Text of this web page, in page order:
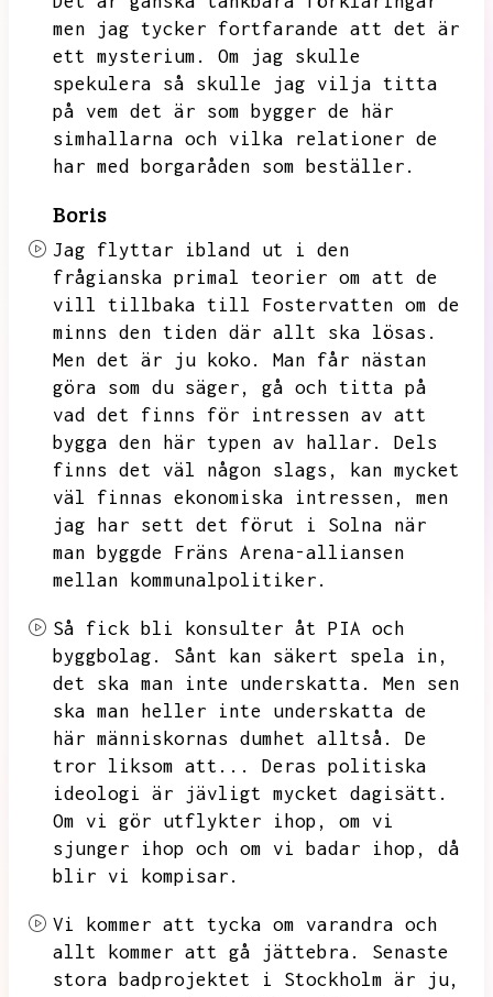
men jag tycker fortfarande att det är
ett mysterium.
Om jag skulle
spekulera så skulle jag vilja titta
på vem det är som bygger de här
simhallarna och vilka relationer de
har med borgaråden som beställer.
Boris
Jag flyttar ibland ut i den
frågianska primal teorier om att de
vill tillbaka till Fostervatten om de
minns den tiden där allt ska lösas.
Men det är ju koko.
Man får nästan
göra som du säger,
gå och titta på
vad det finns för intressen av att
bygga den här typen av hallar.
Dels
finns det väl någon slags,
kan mycket
väl finnas ekonomiska intressen,
men
jag har sett det förut i Solna när
man byggde Fräns Arena-alliansen
mellan kommunalpolitiker.
Så fick bli konsulter åt PIA och
byggbolag.
Sånt kan säkert spela in,
det ska man inte underskatta.
Men sen
ska man heller inte underskatta de
här människornas dumhet alltså.
De
tror liksom att...
Deras politiska
ideologi är jävligt mycket dagisätt.
Om vi gör utflykter ihop,
om vi
sjunger ihop och om vi badar ihop,
då
blir vi kompisar.
Vi kommer att tycka om varandra och
allt kommer att gå jättebra.
Senaste
stora badprojektet i Stockholm är ju,